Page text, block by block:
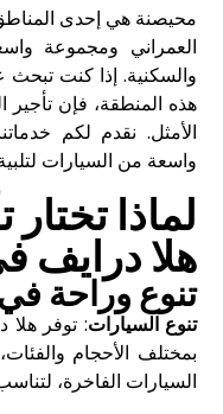
محيصنة هي إحدى المناطق
العمراني ومجموعة
والسكنية. إذا كنت
هذه المنطقة، فإن
الأمثل. نقدم لكم
واسعة من السيارات
لماذا
هلا درايف
تنوع وراحة
تنوع السيارات: توفر
بمختلف الأحجام
السيارات الفاخرة،